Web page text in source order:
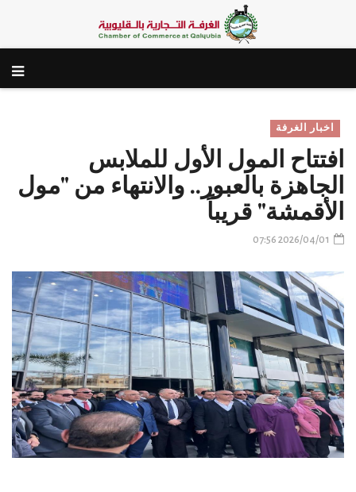
اخبار الغرفة
افتتاح المول الأول للملابس
الجاهزة بالعبور.. والانتهاء من "مول
الأقمشة" قريباً
2026/04/01 07:56